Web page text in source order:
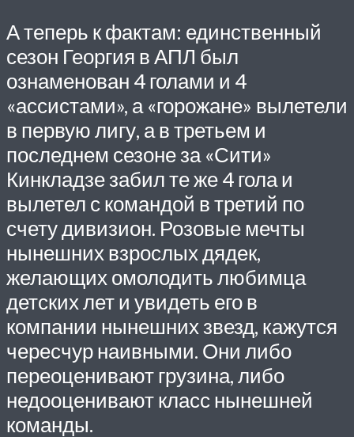
А теперь к фактам: единственный
сезон Георгия в АПЛ был
ознаменован 4 голами и 4
«ассистами», а «горожане» вылетели
в первую лигу, а в третьем и
последнем сезоне за «Сити»
Кинкладзе забил те же 4 гола и
вылетел с командой в третий по
счету дивизион. Розовые мечты
нынешних взрослых дядек,
желающих омолодить любимца
детских лет и увидеть его в
компании нынешних звезд, кажутся
чересчур наивными. Они либо
переоценивают грузина, либо
недооценивают класс нынешней
команды.